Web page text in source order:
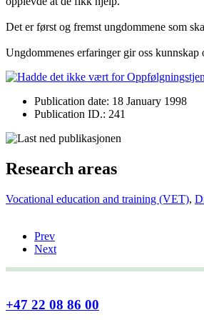
Det er først og fremst ungdommene som
Ungdommenes erfaringer gir oss
Publication date: 18 January 1998
Publication ID.: 241
Research areas
Vocational education and training (VET),
Prev
Next
+47 22 08 86 00